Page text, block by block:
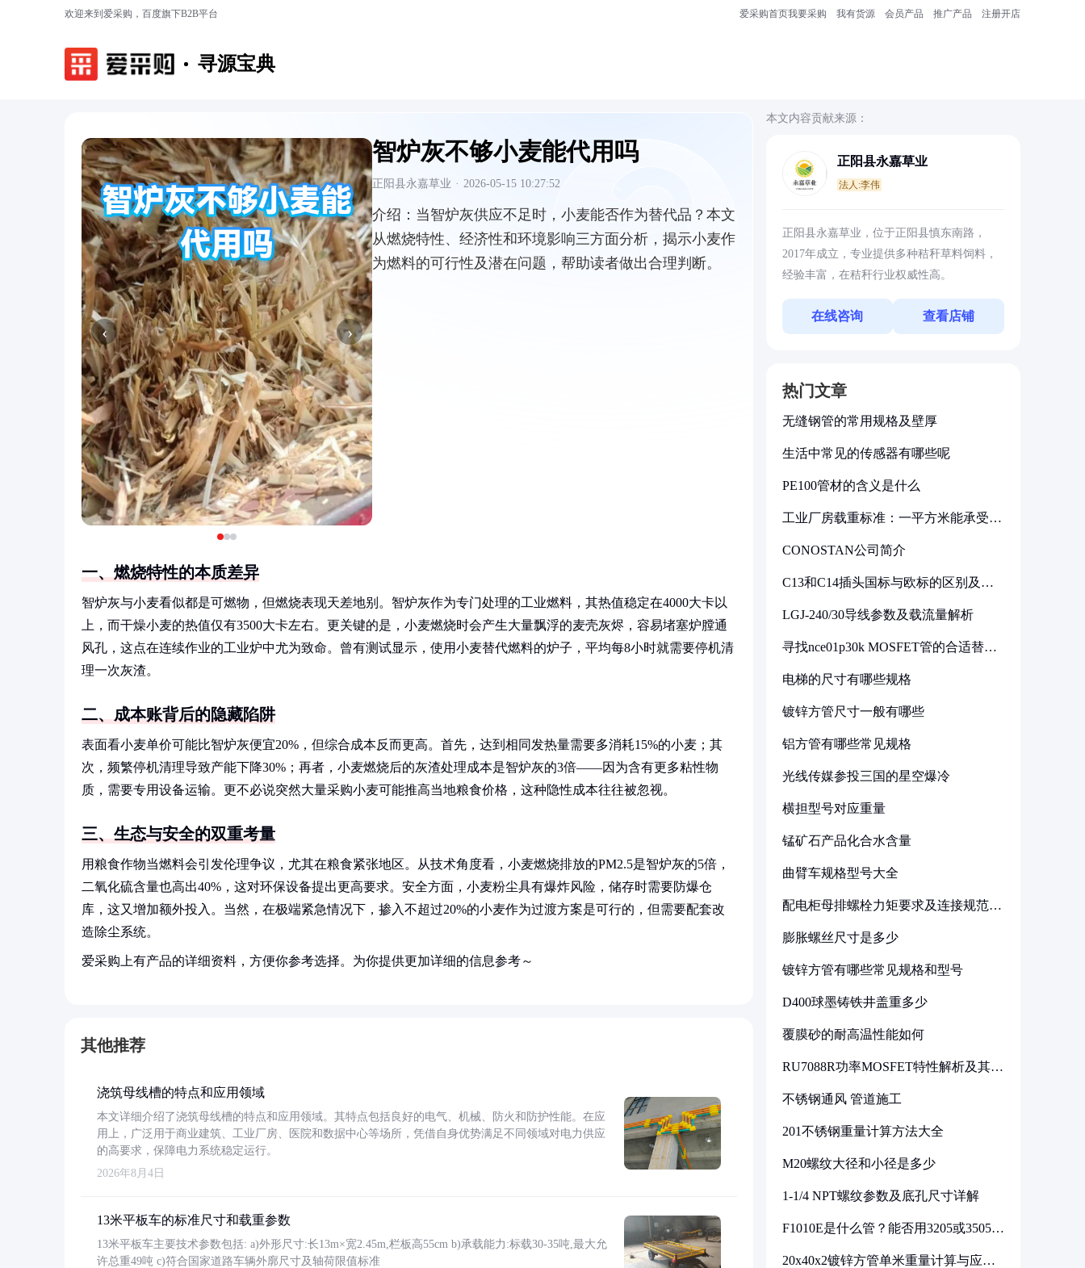
欢迎来到爱采购，百度旗下B2B平台 爱采购首页我要采购 我有货源 会员产品 推广产品 注册开店
寻源宝典
‹ ›
智炉灰不够小麦能代用吗
正阳县永嘉草业 · 2026-05-15 10:27:52
介绍： 当智炉灰供应不足时，小麦能否作为替代品？本文
从燃烧特性、经济性和环境影响三方面分析，揭示小麦作
为燃料的可行性及潜在问题，帮助读者做出合理判断。
一、燃烧特性的本质差异
智炉灰与小麦看似都是可燃物，但燃烧表现天差地别。智炉灰作为专门处理的工业燃料，其热值稳定在4000大卡以
上，而干燥小麦的热值仅有3500大卡左右。更关键的是，小麦燃烧时会产生大量飘浮的麦壳灰烬，容易堵塞炉膛通
风孔，这点在连续作业的工业炉中尤为致命。曾有测试显示，使用小麦替代燃料的炉子，平均每8小时就需要停机清
理一次灰渣。
二、成本账背后的隐藏陷阱
表面看小麦单价可能比智炉灰便宜20%，但综合成本反而更高。首先，达到相同发热量需要多消耗15%的小麦；其
次，频繁停机清理导致产能下降30%；再者，小麦燃烧后的灰渣处理成本是智炉灰的3倍——因为含有更多粘性物
质，需要专用设备运输。更不必说突然大量采购小麦可能推高当地粮食价格，这种隐性成本往往被忽视。
三、生态与安全的双重考量
用粮食作物当燃料会引发伦理争议，尤其在粮食紧张地区。从技术角度看，小麦燃烧排放的PM2.5是智炉灰的5倍，
二氧化硫含量也高出40%，这对环保设备提出更高要求。安全方面，小麦粉尘具有爆炸风险，储存时需要防爆仓
库，这又增加额外投入。当然，在极端紧急情况下，掺入不超过20%的小麦作为过渡方案是可行的，但需要配套改
造除尘系统。
爱采购上有产品的详细资料，方便你参考选择。为你提供更加详细的信息参考～
其他推荐
浇筑母线槽的特点和应用领域
本文详细介绍了浇筑母线槽的特点和应用领域。其特点包括良好的电气、机械、防火和防护性能。在应
用上，广泛用于商业建筑、工业厂房、医院和数据中心等场所，凭借自身优势满足不同领域对电力供应
的高要求，保障电力系统稳定运行。
2026年8月4日
13米平板车的标准尺寸和载重参数
13米平板车主要技术参数包括: a)外形尺寸:长13m×宽2.45m,栏板高55cm b)承载能力:标载30-35吨,最大允
许总重49吨 c)符合国家道路车辆外廓尺寸及轴荷限值标准
本文内容贡献来源：
正阳县永嘉草业
法人:李伟
正阳县永嘉草业，位于正阳县慎东南路，
2017年成立，专业提供多种秸秆草料饲料，
经验丰富，在秸秆行业权威性高。
在线咨询 查看店铺
热门文章
无缝钢管的常用规格及壁厚
生活中常见的传感器有哪些呢
PE100管材的含义是什么
工业厂房载重标准：一平方米能承受多
CONOSTAN公司简介
C13和C14插头国标与欧标的区别及其
LGJ-240/30导线参数及载流量解析
寻找nce01p30k MOSFET管的合适替代
电梯的尺寸有哪些规格
镀锌方管尺寸一般有哪些
铝方管有哪些常见规格
光线传媒参投三国的星空爆冷
横担型号对应重量
锰矿石产品化合水含量
曲臂车规格型号大全
配电柜母排螺栓力矩要求及连接规范详
膨胀螺丝尺寸是多少
镀锌方管有哪些常见规格和型号
D400球墨铸铁井盖重多少
覆膜砂的耐高温性能如何
RU7088R功率MOSFET特性解析及其在
不锈钢通风 管道施工
201不锈钢重量计算方法大全
M20螺纹大径和小径是多少
1-1/4 NPT螺纹参数及底孔尺寸详解
F1010E是什么管？能否用3205或3505代
20x40x2镀锌方管单米重量计算与应用